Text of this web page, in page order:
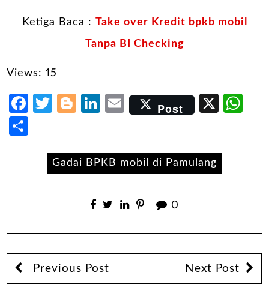
Ketiga Baca : Take over Kredit bpkb mobil
Tanpa BI Checking
Views: 15
Facebook
Twitter
Blogger
LinkedIn
Email
Post X
Gadai BPKB mobil di Pamulang
0
Previous Post Next Post